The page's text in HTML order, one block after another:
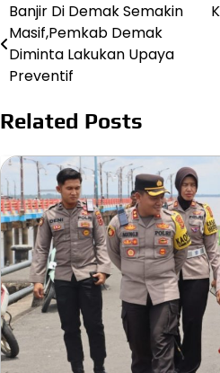
Navigasi
pos
Banjir Di Demak Semakin
Masif,Pemkab Demak
Diminta Lakukan Upaya
Preventif
Related Posts